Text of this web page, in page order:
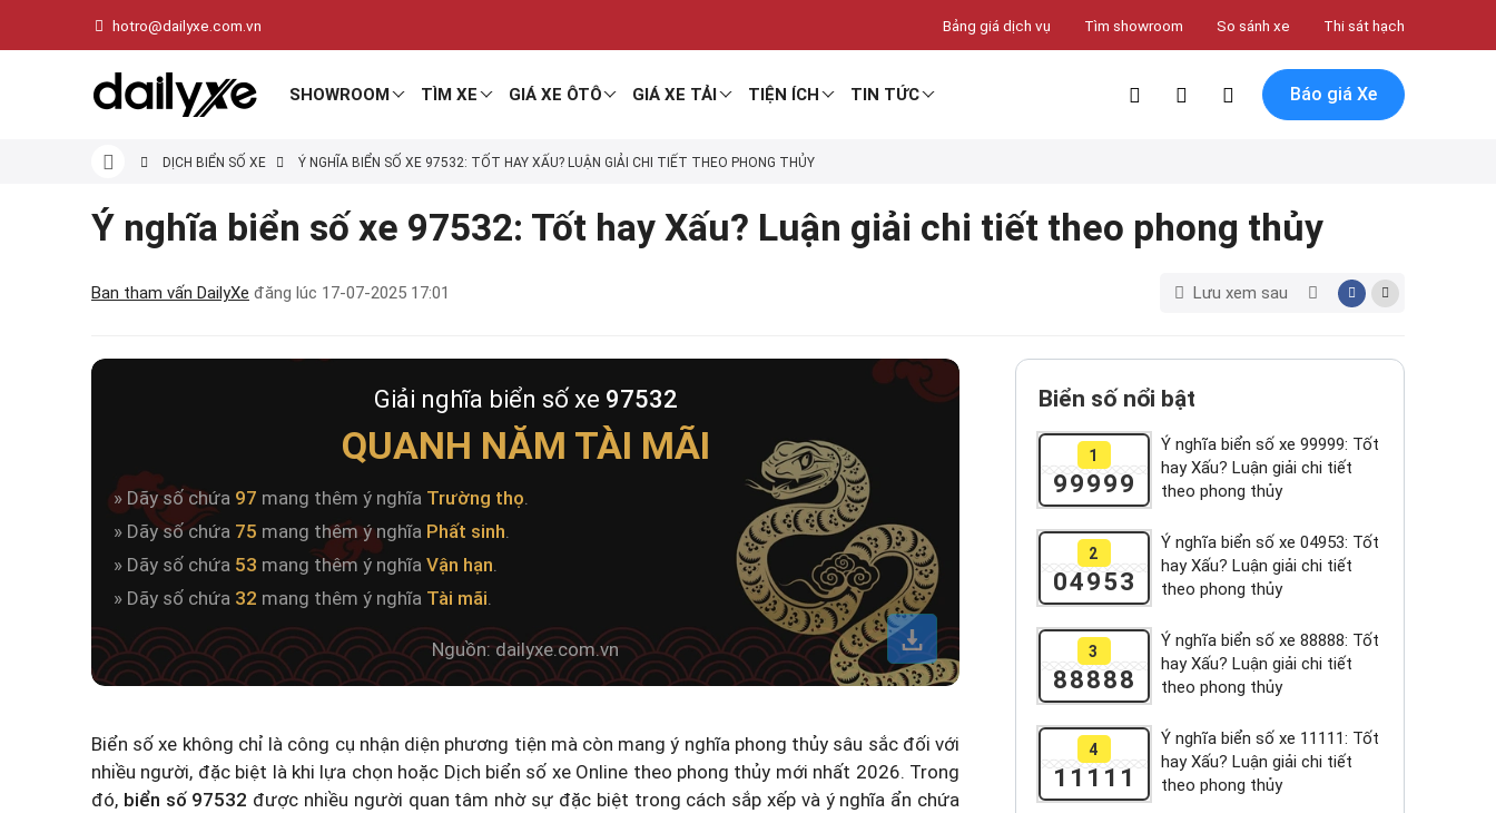
hotro@dailyxe.com.vn Bảng giá dịch vụ Tìm showroom So sánh xe Thi sát hạch
SHOWROOM TÌM XE GIÁ XE ÔTÔ GIÁ XE TẢI TIỆN ÍCH TIN TỨC Báo giá Xe
DỊCH BIỂN SỐ XE Ý NGHĨA BIỂN SỐ XE 97532: TỐT HAY XẤU? LUẬN GIẢI CHI TIẾT THEO PHONG THỦY
Ý nghĩa biển số xe 97532: Tốt hay Xấu? Luận giải chi tiết theo phong thủy
Ban tham vấn DailyXe đăng lúc 17-07-2025 17:01 Lưu xem sau
Giải nghĩa biển số xe 97532
QUANH NĂM TÀI MÃI
» Dãy số chứa 97 mang thêm ý nghĩa Trường thọ.
» Dãy số chứa 75 mang thêm ý nghĩa Phất sinh.
» Dãy số chứa 53 mang thêm ý nghĩa Vận hạn.
» Dãy số chứa 32 mang thêm ý nghĩa Tài mãi.
Nguồn: dailyxe.com.vn
Biển số xe không chỉ là công cụ nhận diện phương tiện mà còn mang ý nghĩa phong thủy sâu sắc đối với
nhiều người, đặc biệt là khi lựa chọn hoặc Dịch biển số xe Online theo phong thủy mới nhất 2026. Trong
đó, biển số 97532 được nhiều người quan tâm nhờ sự đặc biệt trong cách sắp xếp và ý nghĩa ẩn chứa
Biển số nổi bật
1
99999
Ý nghĩa biển số xe 99999: Tốt
hay Xấu? Luận giải chi tiết
theo phong thủy
2
04953
Ý nghĩa biển số xe 04953: Tốt
hay Xấu? Luận giải chi tiết
theo phong thủy
3
88888
Ý nghĩa biển số xe 88888: Tốt
hay Xấu? Luận giải chi tiết
theo phong thủy
4
11111
Ý nghĩa biển số xe 11111: Tốt
hay Xấu? Luận giải chi tiết
theo phong thủy